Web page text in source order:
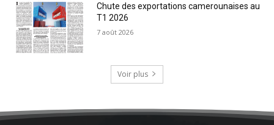
Chute des exportations camerounaises au
T1 2026
7 août 2026
Voir plus